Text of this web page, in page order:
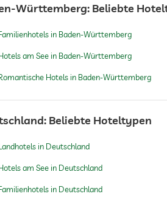
Württemberg: Beliebte
in Baden-Württemberg
am See in Baden-Württemberg
Hotels in Baden-Württemberg
Beliebte Hoteltypen
in Deutschland
am See in Deutschland
in Deutschland